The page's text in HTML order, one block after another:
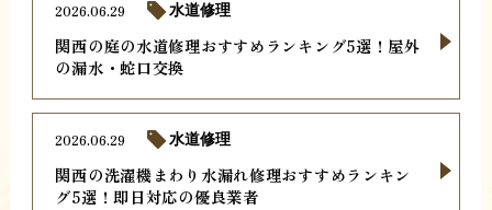
関西の庭の水道修理おすすめランキング5選！屋外
の漏水・蛇口交換
2026.06.29 水道修理
関西の洗濯機まわり水漏れ修理おすすめランキン
グ5選！即日対応の優良業者
2026.06.29 水道修理